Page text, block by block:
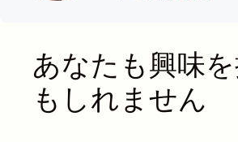
あなたも興味
もしれません